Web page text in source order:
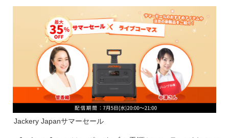
Jackery Japanサマーセール